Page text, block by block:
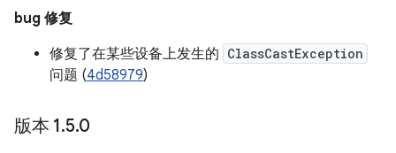
bug 修复
修复了在某些设备上发生的 ClassCastException
问题 (4d58979)
版本 1.5.0